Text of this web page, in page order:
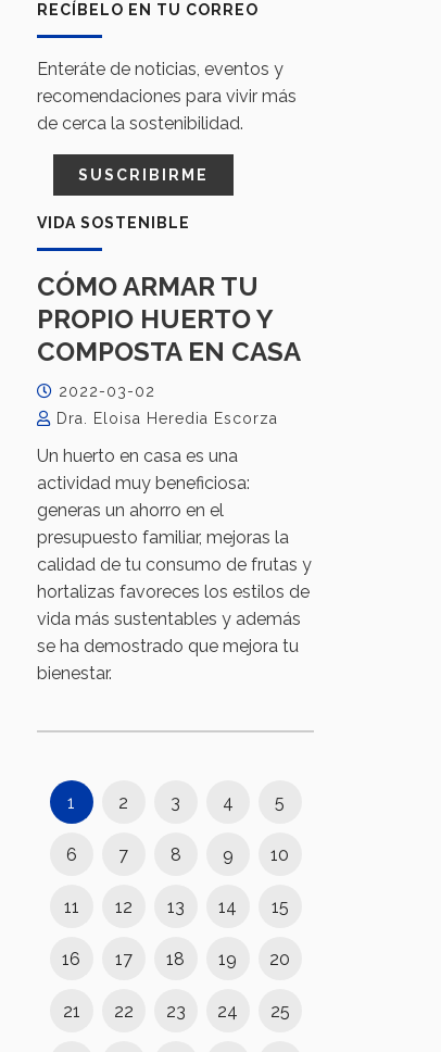
RECÍBELO EN TU CORREO
Enteráte de noticias, eventos y
recomendaciones para vivir más
de cerca la sostenibilidad.
SUSCRIBIRME
VIDA SOSTENIBLE
CÓMO ARMAR TU
PROPIO HUERTO Y
COMPOSTA EN CASA
2022-03-02
Dra. Eloisa Heredia Escorza
Un huerto en casa es una
actividad muy beneficiosa:
generas un ahorro en el
presupuesto familiar, mejoras la
calidad de tu consumo de frutas y
hortalizas favoreces los estilos de
vida más sustentables y además
se ha demostrado que mejora tu
bienestar.
1 2 3 4 5
6 7 8 9 10
11 12 13 14 15
16 17 18 19 20
21 22 23 24 25